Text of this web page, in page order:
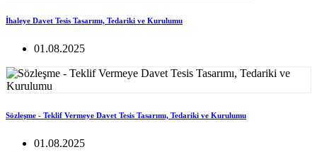
İhaleye Davet Tesis Tasarımı, Tedariki ve Kurulumu
01.08.2025
Sözleşme - Teklif Vermeye Davet Tesis Tasarımı, Tedariki ve Kurulumu
01.08.2025